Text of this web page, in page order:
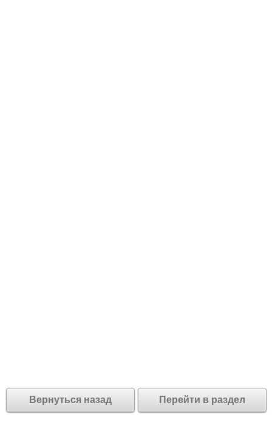
Вернуться назад Перейти в раздел